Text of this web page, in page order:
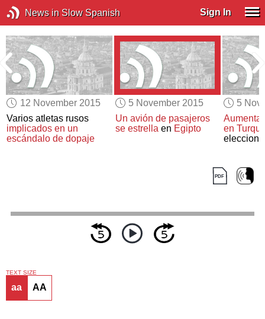
News in Slow Spanish Sign In
12 November 2015
Varios atletas rusos
implicados en un
escándalo de dopaje
5 November 2015
Un avión de pasajeros
se estrellaen Egipto
5
en
TEXT SIZE
aa AA